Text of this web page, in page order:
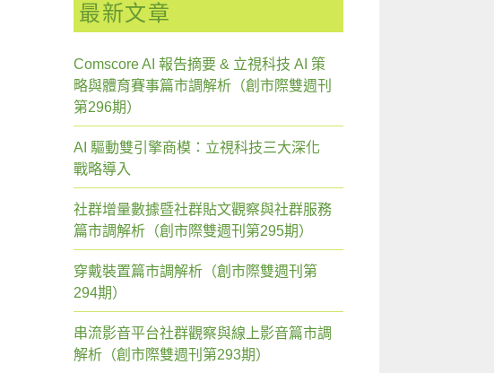
最新文章
Comscore AI 報告摘要 & 立視科技 AI 策
略與體育賽事篇市調解析（創市際雙週刊
第296期）
AI 驅動雙引擎商模：立視科技三大深化
戰略導入
社群增量數據暨社群貼文觀察與社群服務
篇市調解析（創市際雙週刊第295期）
穿戴裝置篇市調解析（創市際雙週刊第
294期）
串流影音平台社群觀察與線上影音篇市調
解析（創市際雙週刊第293期）